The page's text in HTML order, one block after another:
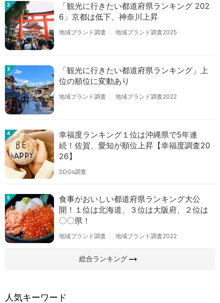
2
「観光に行きたい都道府県ランキング 202
6」京都は低下、神奈川上昇
地域ブランド調査 地域ブランド調査2025
3
「観光に行きたい都道府県ランキング」上
位の順位に変動あり
地域ブランド調査 地域ブランド調査2022
4
幸福度ランキング１位は沖縄県で5年連
続！佐賀、愛知が順位上昇【幸福度調査20
26】
SDGs調査
5
食事がおいしい都道府県ランキング大公
開！１位は北海道、３位は大阪府、２位は
〇〇県！
地域ブランド調査 地域ブランド調査2022
総合ランキングarrow_right_alt
人気キーワード